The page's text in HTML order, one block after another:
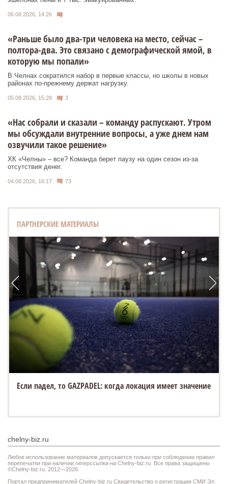
06.08.2026, 14:26
«Раньше было два-три человека на место, сейчас –
полтора-два. Это связано с демографической ямой, в
которую мы попали»
В Челнах сократился набор в первые классы, но школы в новых
районах по-прежнему держат нагрузку.
05.08.2026, 15:28 3
«Нас собрали и сказали – команду распускают. Утром
мы обсуждали внутренние вопросы, а уже днем нам
озвучили такое решение»
ХК «Челны» – все? Команда берет паузу на один сезон из-за
отсутствия денег.
04.08.2026, 16:17 73
ПАРТНЕРСКИЕ МАТЕРИАЛЫ
Если падел, то GAZPADEL: когда локация имеет значение
chelny-biz.ru
Любое использование материалов допускается только при соблюдении правил
перепечатки при наличии гиперссылки на Chelny-biz.ru. Все права защищены
©Chelny-biz.ru. 2012—2026.
Портал предпринимателей Chelny-biz.ru Свидетельство о регистрации СМИ Эл